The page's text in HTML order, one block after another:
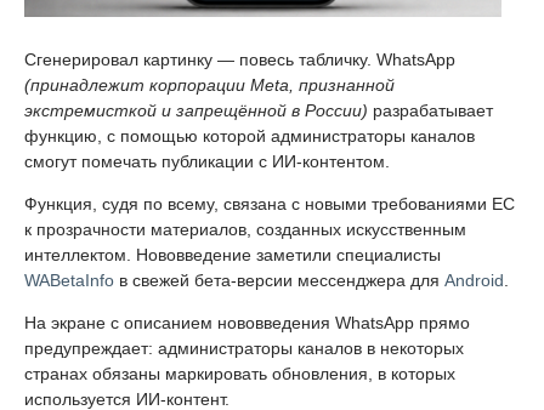
Сгенерировал картинку — повесь табличку. WhatsApp
(принадлежит корпорации Meta, признанной
экстремисткой и запрещённой в России) разрабатывает
функцию, с помощью которой администраторы каналов
смогут помечать публикации с ИИ-контентом.
Функция, судя по всему, связана с новыми требованиями ЕС
к прозрачности материалов, созданных искусственным
интеллектом. Нововведение заметили специалисты
WABetaInfo в свежей бета-версии мессенджера для Android
На экране с описанием нововведения WhatsApp прямо
предупреждает: администраторы каналов в некоторых
странах обязаны маркировать обновления, в которых
используется ИИ-контент.